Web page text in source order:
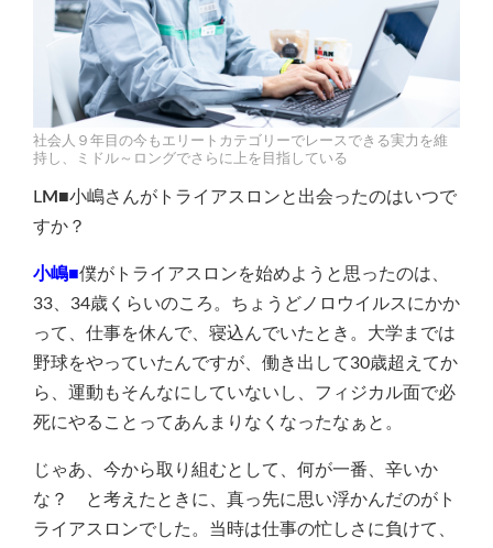
社会人９年目の今もエリートカテゴリーでレースできる実力を維
持し、ミドル～ロングでさらに上を目指している
LM■小嶋さんがトライアスロンと出会ったのはいつで
すか？
小嶋■僕がトライアスロンを始めようと思ったのは、
33、34歳くらいのころ。ちょうどノロウイルスにかか
って、仕事を休んで、寝込んでいたとき。大学までは
野球をやっていたんですが、働き出して30歳超えてか
ら、運動もそんなにしていないし、フィジカル面で必
死にやることってあんまりなくなったなぁと。
じゃあ、今から取り組むとして、何が一番、辛いか
な？ と考えたときに、真っ先に思い浮かんだのがト
ライアスロンでした。当時は仕事の忙しさに負けて、